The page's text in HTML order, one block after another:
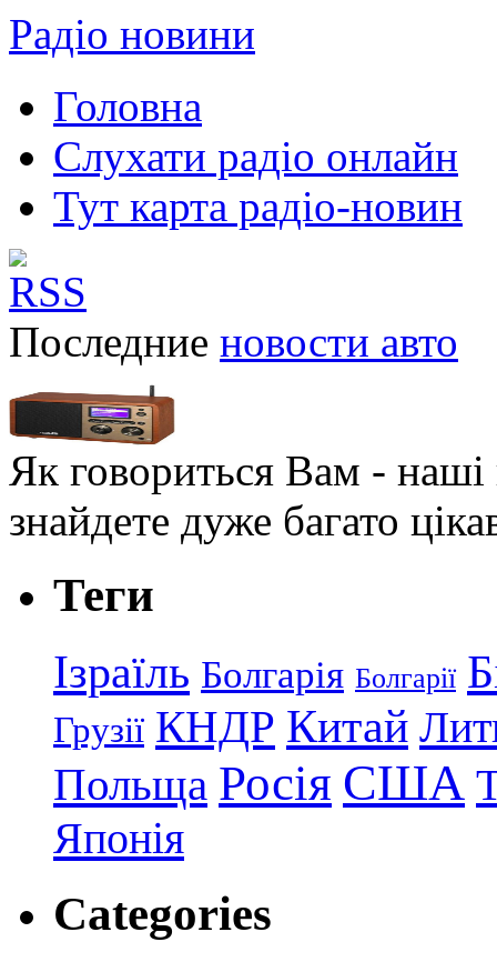
Радіо новини
Головна
Слухати радіо онлайн
Тут карта радіо-новин
Последние новости авто
Як говориться Вам - наші
знайдете дуже багато
Теги
Ізраїль Болгарія Болгарії
Грузії КНДР Китай
Польща Росія США
Японія
Categories